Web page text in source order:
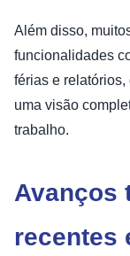
Além disso,
funcionalidades
férias e
uma visão
trabalho.
Avanços
recentes